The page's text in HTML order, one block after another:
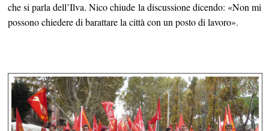
che si parla dell’Ilva. Nico chiude la discussione dicendo: «Non mi
possono chiedere di barattare la città con un posto di lavoro».